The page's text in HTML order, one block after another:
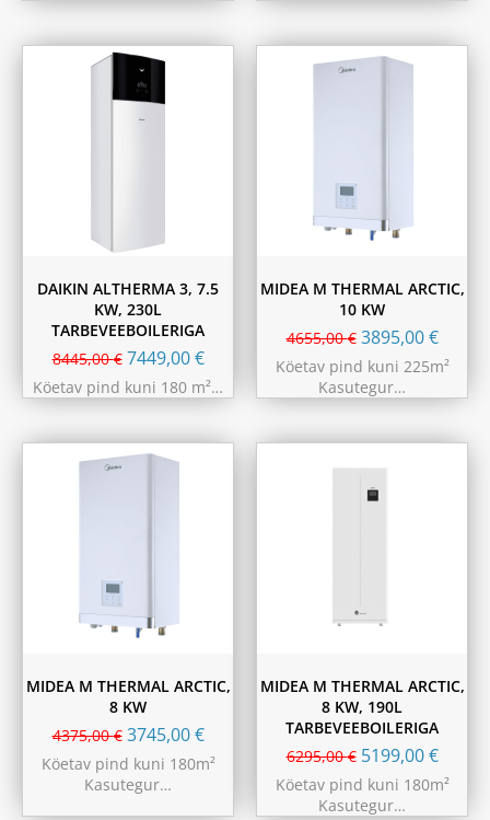
DAIKIN ALTHERMA 3, 7.5
KW, 230L
TARBEVEEBOILERIGA
8445,00€ 7449,00€
Köetav pind kuni 180 m²…
MIDEA M THERMAL ARCTIC,
10 KW
4655,00€ 3895,00€
Köetav pind kuni 225m²
Kasutegur…
MIDEA M THERMAL ARCTIC,
8 KW
4375,00€ 3745,00€
Köetav pind kuni 180m²
Kasutegur…
MIDEA M THERMAL ARCTIC,
8 KW, 190L
TARBEVEEBOILERIGA
6295,00€ 5199,00€
Köetav pind kuni 180m²
Kasutegur…